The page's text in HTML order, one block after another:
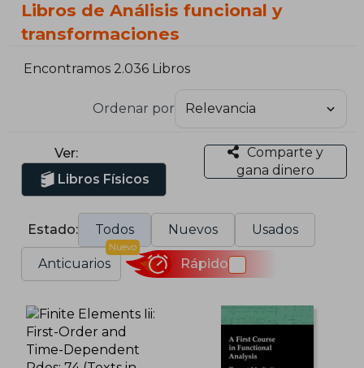
Libros de Análisis funcional y
transformaciones
Encontramos 2.036 Libros
Ordenar por
Ver:
Libros Físicos
Comparte y
gana dinero
Estado: Todos Nuevos Usados
Anticuarios
Nuevo
Rápido